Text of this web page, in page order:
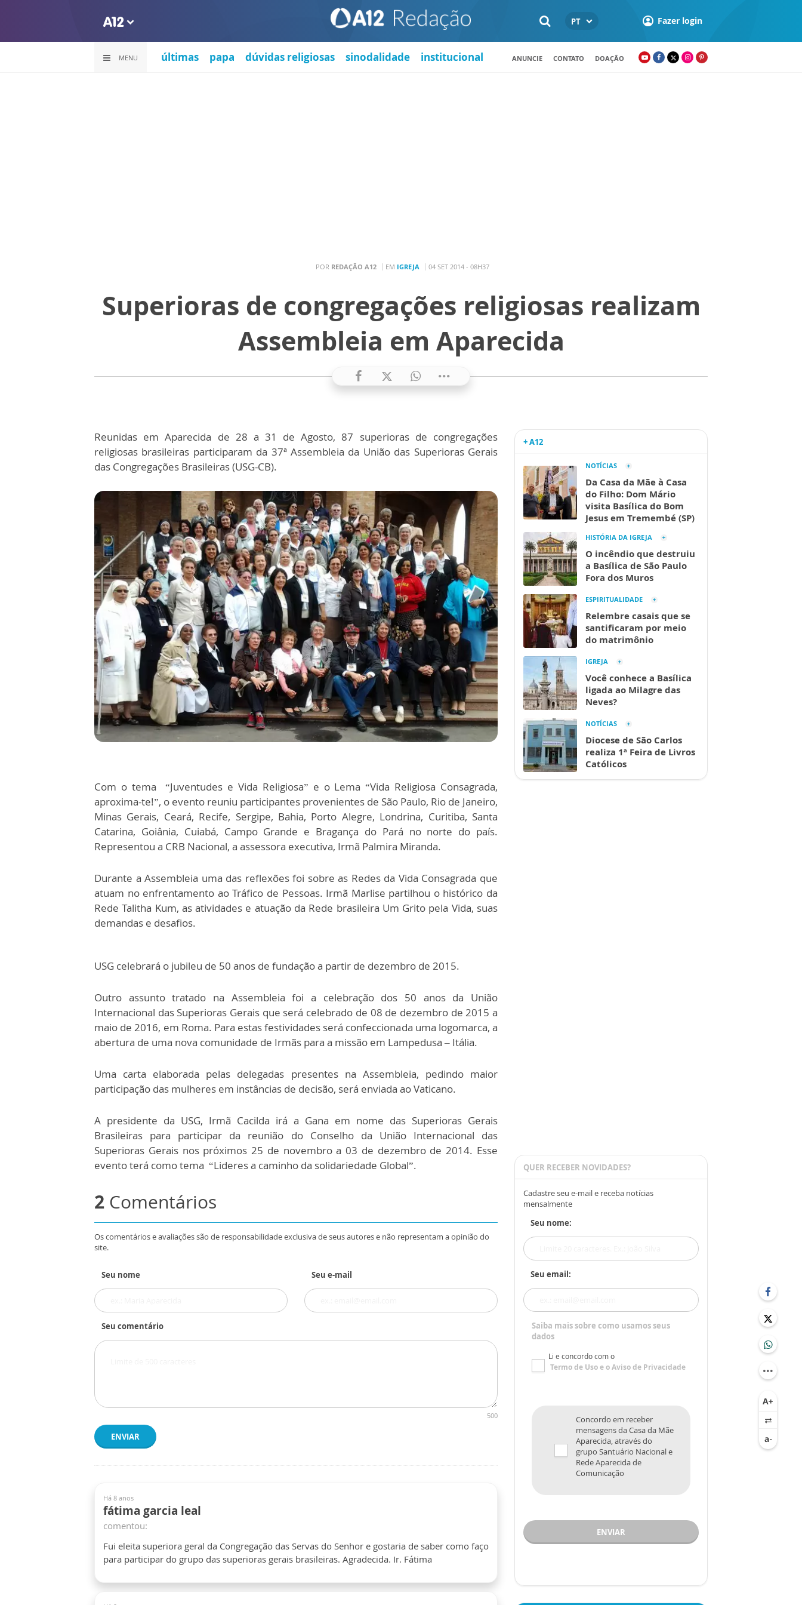
PT Fazer login
MENU últimas papa dúvidas religiosas sinodalidade institucional ANUNCIE CONTATO DOAÇÃO
POR REDAÇÃO A12 EM IGREJA 04 SET 2014 - 08H37
Superioras de congregações religiosas realizam
Assembleia em Aparecida
Reunidas em Aparecida de 28 a 31 de Agosto, 87 superioras de congregações
religiosas brasileiras participaram da 37ª Assembleia da União das Superioras Gerais
das Congregações Brasileiras (USG-CB).
Com o tema “Juventudes e Vida Religiosa” e o Lema “Vida Religiosa Consagrada,
aproxima-te!”, o evento reuniu participantes provenientes de São Paulo, Rio de Janeiro,
Minas Gerais, Ceará, Recife, Sergipe, Bahia, Porto Alegre, Londrina, Curitiba, Santa
Catarina, Goiânia, Cuiabá, Campo Grande e Bragança do Pará no norte do país.
Representou a CRB Nacional, a assessora executiva, Irmã Palmira Miranda.
Durante a Assembleia uma das reflexões foi sobre as Redes da Vida Consagrada que
atuam no enfrentamento ao Tráfico de Pessoas. Irmã Marlise partilhou o histórico da
Rede Talitha Kum, as atividades e atuação da Rede brasileira Um Grito pela Vida, suas
demandas e desafios.
USG celebrará o jubileu de 50 anos de fundação a partir de dezembro de 2015.
Outro assunto tratado na Assembleia foi a celebração dos 50 anos da União
Internacional das Superioras Gerais que será celebrado de 08 de dezembro de 2015 a
maio de 2016, em Roma. Para estas festividades será confeccionada uma logomarca, a
abertura de uma nova comunidade de Irmãs para a missão em Lampedusa – Itália.
Uma carta elaborada pelas delegadas presentes na Assembleia, pedindo maior
participação das mulheres em instâncias de decisão, será enviada ao Vaticano.
A presidente da USG, Irmã Cacilda irá a Gana em nome das Superioras Gerais
Brasileiras para participar da reunião do Conselho da União Internacional das
Superioras Gerais nos próximos 25 de novembro a 03 de dezembro de 2014. Esse
evento terá como tema “Lideres a caminho da solidariedade Global”.
2 Comentários
Os comentários e avaliações são de responsabilidade exclusiva de seus autores e não representam a opinião do
site.
Seu nome Seu e-mail
Seu comentário
500
ENVIAR
Há 8 anos
fátima garcia leal
comentou:
Fui eleita superiora geral da Congregação das Servas do Senhor e gostaria de saber como faço
para participar do grupo das superioras gerais brasileiras. Agradecida. Ir. Fátima
+ A12
NOTÍCIAS
Da Casa da Mãe à Casa
do Filho: Dom Mário
visita Basílica do Bom
Jesus em Tremembé (SP)
HISTÓRIA DA IGREJA
O incêndio que destruiu
a Basílica de São Paulo
Fora dos Muros
ESPIRITUALIDADE
Relembre casais que se
santificaram por meio
do matrimônio
IGREJA
Você conhece a Basílica
ligada ao Milagre das
Neves?
NOTÍCIAS
Diocese de São Carlos
realiza 1ª Feira de Livros
Católicos
QUER RECEBER NOVIDADES?
Cadastre seu e-mail e receba notícias
mensalmente
Seu nome:
Seu email:
Saiba mais sobre como usamos seus
dados
Li e concordo com o
Termo de Usoe oAviso de Privacidade
Concordo em receber
mensagens da Casa da Mãe
Aparecida, através do
grupo Santuário Nacional e
Rede Aparecida de
Comunicação
ENVIAR